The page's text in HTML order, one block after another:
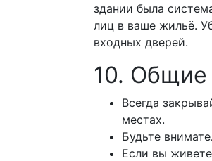
здании была
лиц в ваше жильё.
входных дверей.
10. Общие
Всегда
местах.
Будьте
Если вы